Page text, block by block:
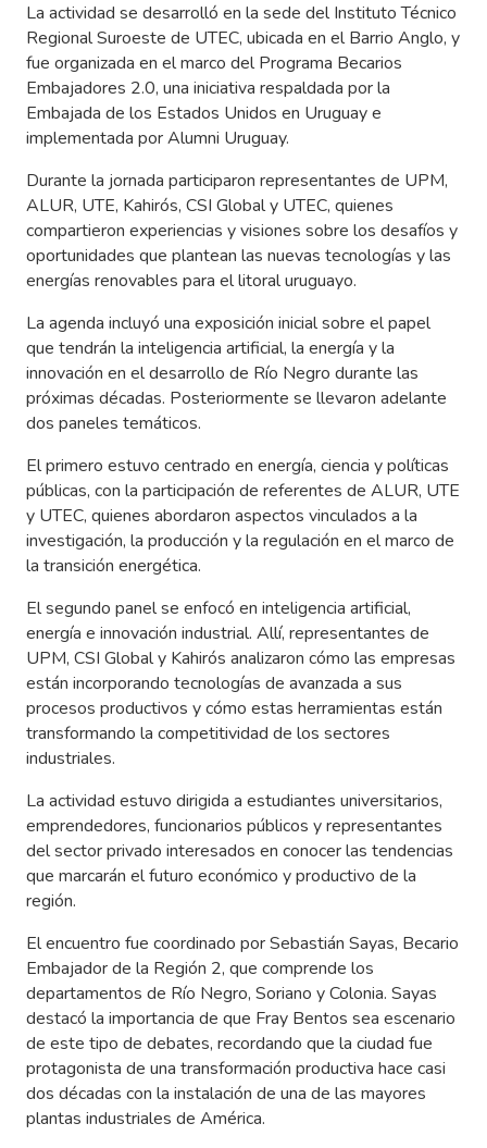
La actividad se desarrolló en la sede del Instituto Técnico
Regional Suroeste de UTEC, ubicada en el Barrio Anglo, y
fue organizada en el marco del Programa Becarios
Embajadores 2.0, una iniciativa respaldada por la
Embajada de los Estados Unidos en Uruguay e
implementada por Alumni Uruguay.
Durante la jornada participaron representantes de UPM,
ALUR, UTE, Kahirós, CSI Global y UTEC, quienes
compartieron experiencias y visiones sobre los desafíos y
oportunidades que plantean las nuevas tecnologías y las
energías renovables para el litoral uruguayo.
La agenda incluyó una exposición inicial sobre el papel
que tendrán la inteligencia artificial, la energía y la
innovación en el desarrollo de Río Negro durante las
próximas décadas. Posteriormente se llevaron adelante
dos paneles temáticos.
El primero estuvo centrado en energía, ciencia y políticas
públicas, con la participación de referentes de ALUR, UTE
y UTEC, quienes abordaron aspectos vinculados a la
investigación, la producción y la regulación en el marco de
la transición energética.
El segundo panel se enfocó en inteligencia artificial,
energía e innovación industrial. Allí, representantes de
UPM, CSI Global y Kahirós analizaron cómo las empresas
están incorporando tecnologías de avanzada a sus
procesos productivos y cómo estas herramientas están
transformando la competitividad de los sectores
industriales.
La actividad estuvo dirigida a estudiantes universitarios,
emprendedores, funcionarios públicos y representantes
del sector privado interesados en conocer las tendencias
que marcarán el futuro económico y productivo de la
región.
El encuentro fue coordinado por Sebastián Sayas, Becario
Embajador de la Región 2, que comprende los
departamentos de Río Negro, Soriano y Colonia. Sayas
destacó la importancia de que Fray Bentos sea escenario
de este tipo de debates, recordando que la ciudad fue
protagonista de una transformación productiva hace casi
dos décadas con la instalación de una de las mayores
plantas industriales de América.